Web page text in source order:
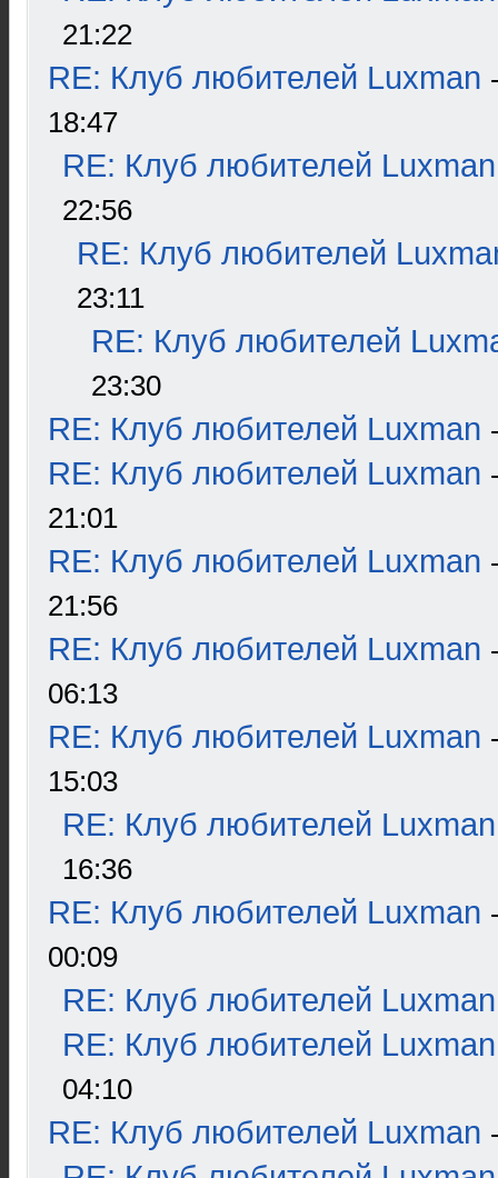
21:22
RE: Клуб любителей Luxman
18:47
RE: Клуб любителей Luxman
22:56
RE: Клуб любителей
23:11
RE: Клуб любителей
23:30
RE: Клуб любителей Luxman
RE: Клуб любителей Luxman
21:01
RE: Клуб любителей Luxman
21:56
RE: Клуб любителей Luxman
06:13
RE: Клуб любителей Luxman
15:03
RE: Клуб любителей Luxman
16:36
RE: Клуб любителей Luxman
00:09
RE: Клуб любителей Luxman
RE: Клуб любителей Luxman
04:10
RE: Клуб любителей Luxman